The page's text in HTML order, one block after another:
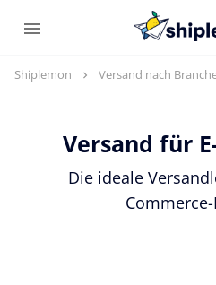
Shiplemon Versand nach
Versand für
Die ideale